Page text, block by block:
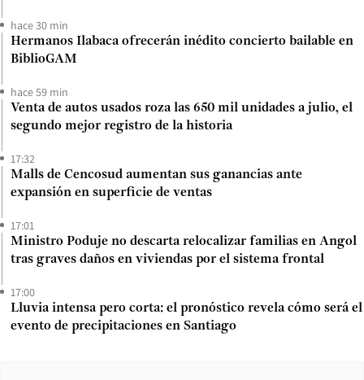
hace 30 min
Hermanos Ilabaca ofrecerán inédito concierto bailable en
BiblioGAM
hace 59 min
Venta de autos usados roza las 650 mil unidades a julio, el
segundo mejor registro de la historia
17:32
Malls de Cencosud aumentan sus ganancias ante
expansión en superficie de ventas
17:01
Ministro Poduje no descarta relocalizar familias en Angol
tras graves daños en viviendas por el sistema frontal
17:00
Lluvia intensa pero corta: el pronóstico revela cómo será el
evento de precipitaciones en Santiago